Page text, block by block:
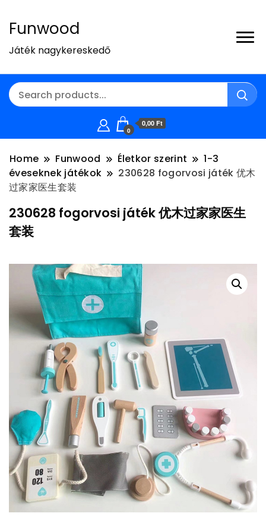
Funwood
Játék nagykereskedő
0
0,00 Ft
Home Funwood Életkor szerint
1-3
éveseknek játékok
230628 fogorvosi játék 优木
过家家医生套装
230628 fogorvosi játék 优木过家家医生
套装